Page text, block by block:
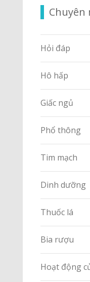
Chuyên
Hỏi đáp
Hô hấp
Giấc ngủ
Phổ thông
Tim mạch
Dinh dưỡng
Thuốc lá
Bia rượu
Hoạt động